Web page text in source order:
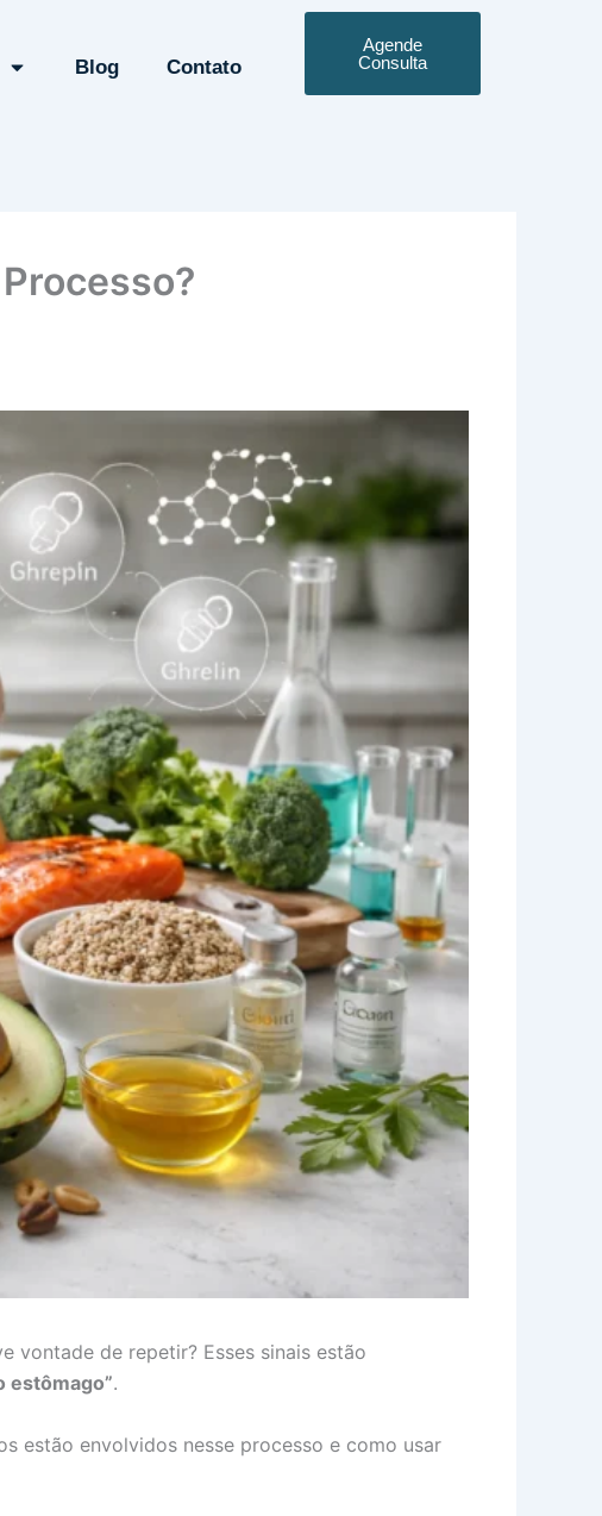
Blog Contato
Agende
Consulta
vontade de repetir? Esses sinais estão
estômago”.
estão envolvidos nesse processo e como usar